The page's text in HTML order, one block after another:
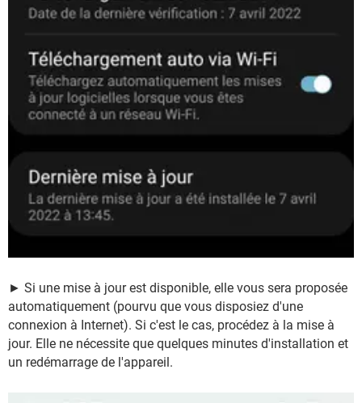
► Si une mise à jour est disponible, elle vous sera proposée
automatiquement (pourvu que vous disposiez d'une
connexion à Internet). Si c'est le cas, procédez à la mise à
jour. Elle ne nécessite que quelques minutes d'installation et
un redémarrage de l'appareil.